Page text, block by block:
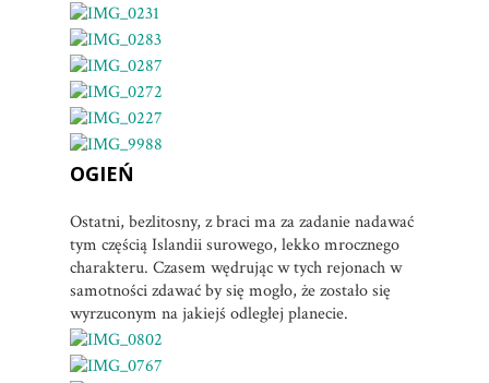
OGIEŃ
Ostatni, bezlitosny, z braci ma za zadanie nadawać
tym częścią Islandii surowego, lekko mrocznego
charakteru. Czasem wędrując w tych rejonach w
samotności zdawać by się mogło, że zostało się
wyrzuconym na jakiejś odległej planecie.